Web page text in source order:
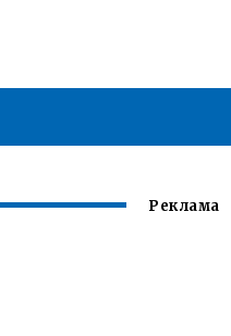
Реклама